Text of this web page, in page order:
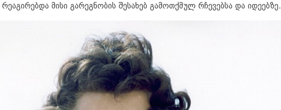
მისი გარეგნობის შესახებ გამოთქმულ რჩევებსა და იდეებზე.